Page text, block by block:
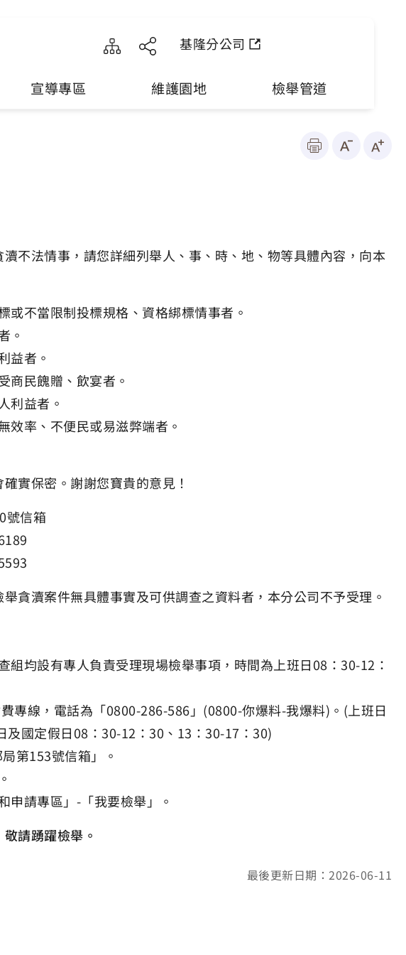
基隆分公司
宣導專區 維護園地 檢舉管道
不法情事，請您詳細列舉人、事、時、地、物等具體內容，向本
不當限制投標規格、資格綁標情事者。
。
益者。
商民餽贈、飲宴者。
利益者。
效率、不便民或易滋弊端者。
實保密。謝謝您寶貴的意見！
號信箱
貪瀆案件無具體事實及可供調查之資料者，本分公司不予受理。
組均設有專人負責受理現場檢舉事項，時間為上班日08：30-12：
專線，電話為「0800-286-586」(0800-你爆料-我爆料)。(上班日
國定假日08：30-12：30、13：30-17：30)
第153號信箱」。
申請專區」-「我要檢舉」。
請踴躍檢舉。
最後更新日期：2026-06-11